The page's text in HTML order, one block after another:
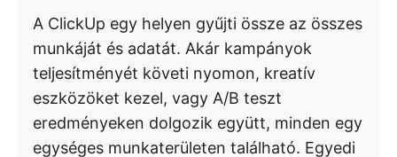
A ClickUp egy helyen gyűjti össze az összes
munkáját és adatát. Akár kampányok
teljesítményét követi nyomon, kreatív
eszközöket kezel, vagy A/B teszt
eredményeken dolgozik együtt, minden egy
egységes munkaterületen található. Egyedi